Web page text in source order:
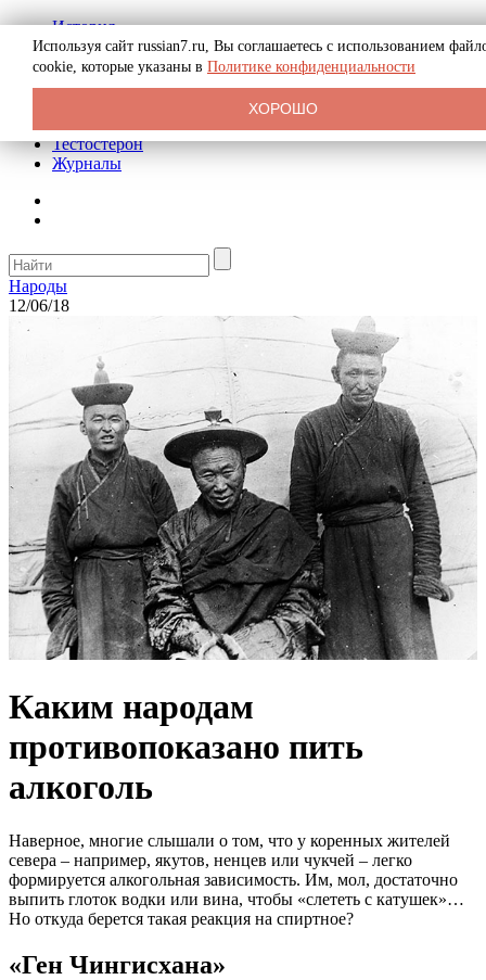
История
Биография
Криминал
Реклама на сайте
Тестостерон
Журналы
Народы
12/06/18
Каким народам
противопоказано пить
алкоголь
Наверное, многие слышали о том, что у коренных жителей
севера – например, якутов, ненцев или чукчей – легко
формируется алкогольная зависимость. Им, мол, достаточно
выпить глоток водки или вина, чтобы «слететь с катушек»…
Но откуда берется такая реакция на спиртное?
«Ген Чингисхана»
Используя сайт russian7.ru, Вы соглашаетесь с использованием
cookie, которые указаны в Политике конфиденциальности
ХОРОШО